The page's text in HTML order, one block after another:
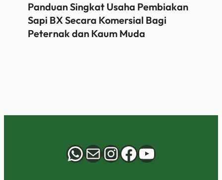
Panduan Singkat Usaha Pembiakan
Sapi BX Secara Komersial Bagi
Peternak dan Kaum Muda
WhatsApp
MailInstagram
Facebook
YouTube